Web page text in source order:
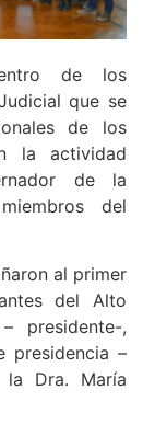
de los
que se
de los
la actividad
de la
del
al primer
del Alto
presidente-,
presidencia –
la Dra. María